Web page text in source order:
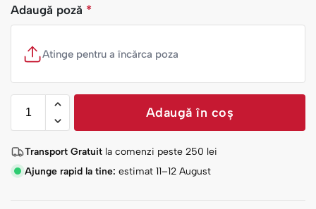
Adaugă poză *
Atinge pentru a încărca poza
Adaugă în coș
Transport Gratuit la comenzi peste 250 lei
Ajunge rapid la tine: estimat 11–12 August